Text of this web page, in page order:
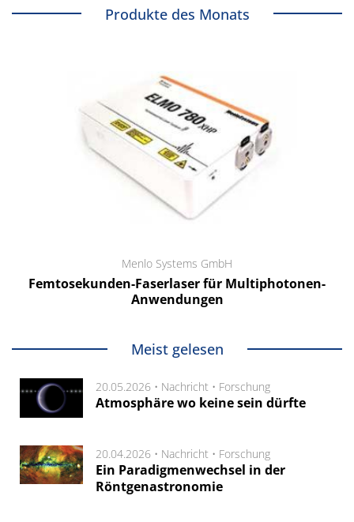
Produkte des Monats
Menlo Systems GmbH
Femtosekunden-Faserlaser für Multiphotonen-
Anwendungen
Meist gelesen
20.05.2026 • Nachricht • Forschung
Atmosphäre wo keine sein dürfte
20.04.2026 • Nachricht • Forschung
Ein Paradigmenwechsel in der
Röntgenastronomie